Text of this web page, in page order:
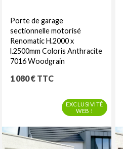
Porte de garage
sectionnelle motorisé
Renomatic H.2000 x
l.2500mm Coloris Anthracite
7016 Woodgrain
Prix
1 080 € TTC
EXCLUSIVITÉ
WEB !